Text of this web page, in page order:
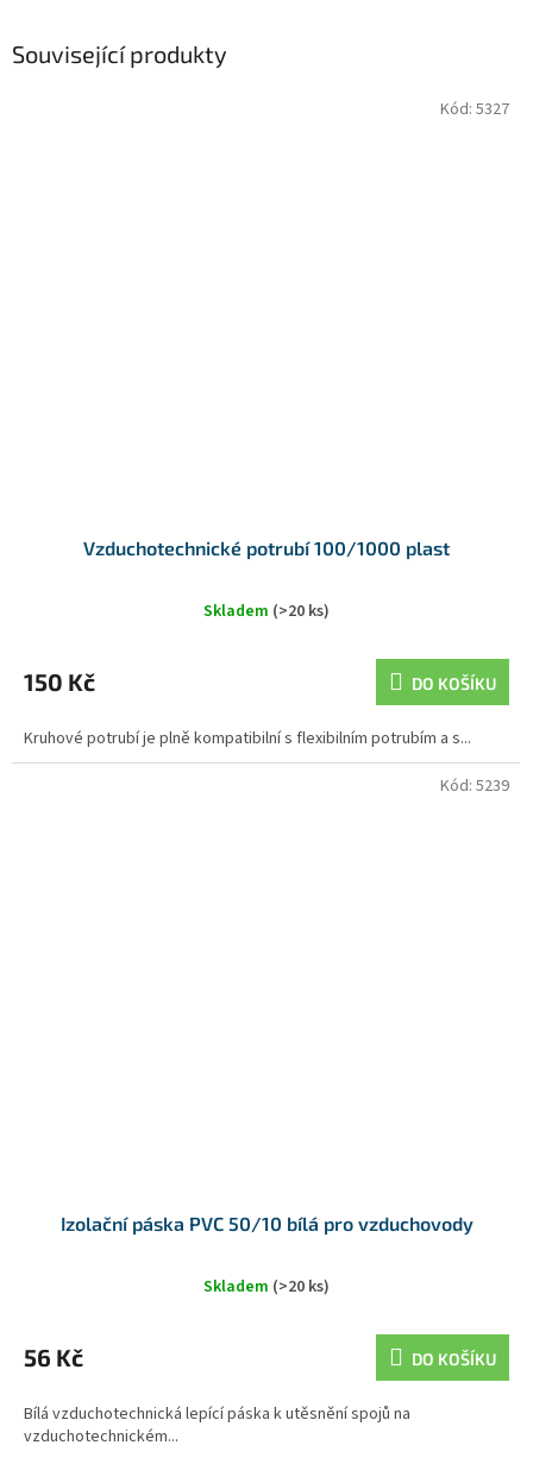
Související produkty
Vzduchotechnické potrubí 100/1000 plast
Skladem (>20 ks)
150 Kč DO KOŠÍKU
Kruhové potrubí je plně kompatibilní s flexibilním potrubím a s...
Kód: 5327
Izolační páska PVC 50/10 bílá pro vzduchovody
Skladem (>20 ks)
56 Kč DO KOŠÍKU
Bílá vzduchotechnická lepící páska k utěsnění spojů na
vzduchotechnickém...
Kód: 5239